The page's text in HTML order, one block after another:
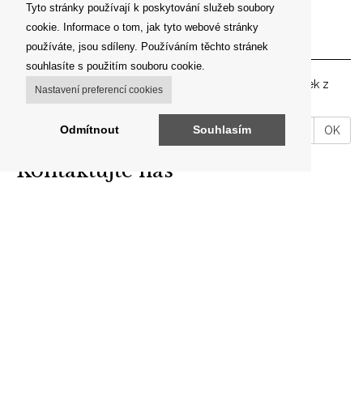
Tyto stránky používají k poskytování služeb soubory
cookie. Informace o tom, jak tyto webové stránky
používáte, jsou sdíleny. Používáním těchto stránek
souhlasíte s použitím souboru cookie.
Nastavení preferencí cookies
Odmítnout Souhlasím
Newsletter
Zadejte prosím vaší emailovou adresu pro zasílání novinek z
OK
Kontaktujte nás